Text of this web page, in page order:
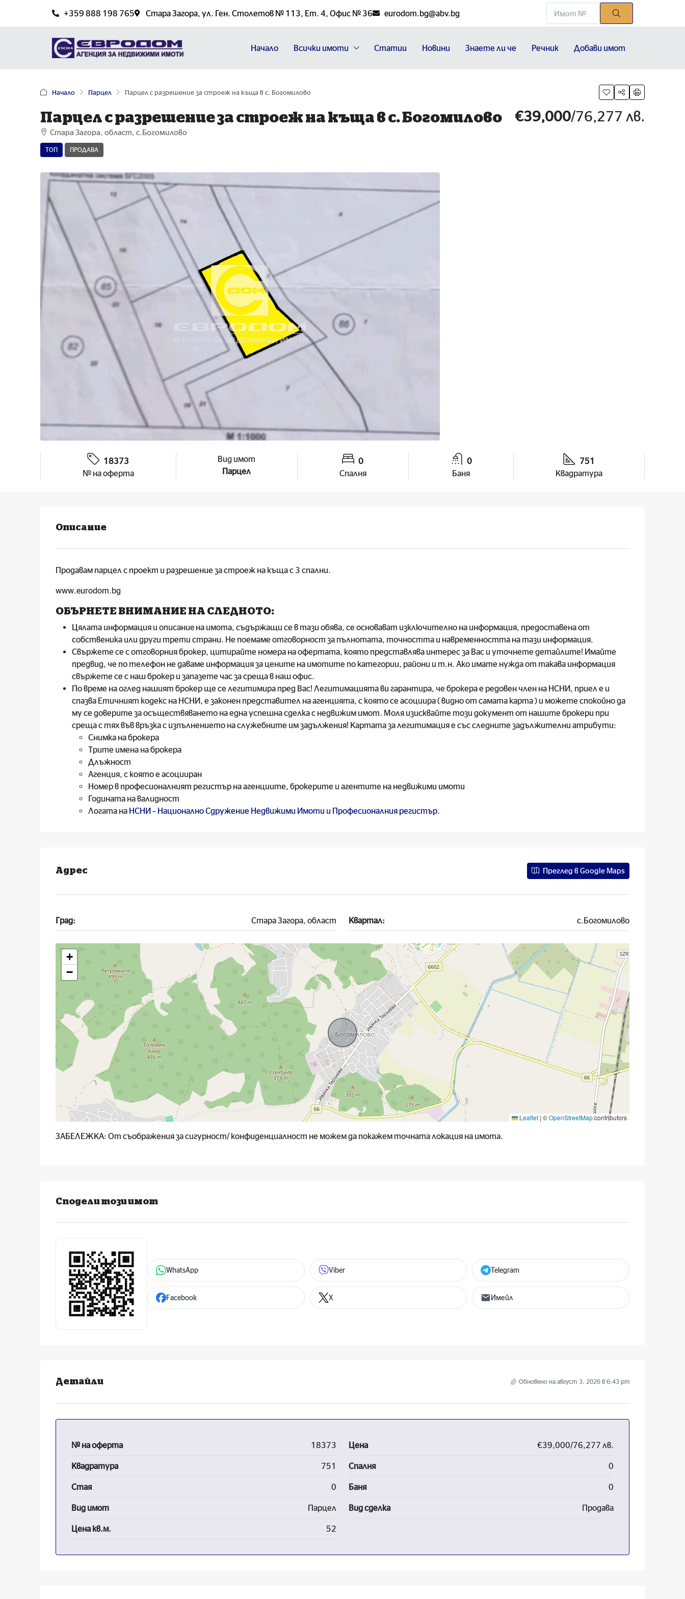
+359 888 198 765 Стара Загорa, ул. Ген. Столетов № 113, Ет. 4, Офис № 36 eurodom.bg@abv.bg
Начало Всички имоти Статии Новини Знаете ли че Речник Добави имот
Начало Парцел Парцел с разрешение за строеж на къща в с. Богомилово
Парцел с разрешение за строеж на къща в с. Богомилово
Стара Загора, област, с.Богомилово
ТОП ПРОДАВА
€39,000/76,277 лв.
18373
№ на оферта
Вид имот
Парцел
0
Спалня
0
Баня
751
Квадратура
Описание
Продавам парцел с проект и разрешение за строеж на къща с 3 спални.
www.eurodom.bg
ОБЪРНЕТЕ ВНИМАНИЕ НА СЛЕДНОТО:
Цялата информация и описаниe на имота, съдържащи се в тази обява, се основават изключително на информация, предоставена от
собственика или други трети страни. Не поемаме отговорност за пълнотата, точността и навременността на тази информация.
Свържете се с отговорния брокер, цитирайте номера на офертата, която представлява интерес за Вас и уточнете детайлите! Имайте
предвид, че по телефон не даваме информация за цените на имотите по категории, райони и т.н. Ако имате нужда от такава информация
свържете се с наш брокер и запазете час за среща в наш офис.
По време на оглед нашият брокер ще се легитимира пред Вас! Легитимацията ви гарантира, че брокера е редовен член на НСНИ, приел е и
спазва Етичният кодекс на НСНИ, е законен представител на агенцията, с която се асоциира ( видно от самата карта ) и можете спокойно да
му се доверите за осъществяването на една успешна сделка с недвижим имот. Моля изисквайте този документ от нашите брокери при
среща с тях във връзка с изпълнението на служебните им задължения! Картата за легитимация е със следните задължителни атрибути:
Снимка на брокера
Трите имена на брокера
Длъжност
Агенция, с която е асоцииран
Номер в професионалният регистър на агенциите, брокерите и агентите на недвижими имоти
Годината на валидност
Логата на НСНИ – Национално Сдружение Недвижими Имоти и Професионалния регистър
Адрес Преглед в Google Maps
Град: Стара Загора, област Квартал: с.Богомилово
+
−
Leaflet | ©OpenStreetMapcontributors
ЗАБЕЛЕЖКА: От съображения за сигурност/ конфиденциалност не можем да покажем точната локация на имота.
Сподели този имот
WhatsApp Viber Telegram
Facebook X Имейл
Детайли Обновено на август 3, 2026 в 6:43 pm
№ на оферта 18373 Цена €39,000/76,277 лв.
Квадратура 751 Спалня 0
Стая 0 Баня 0
Вид имот Парцел Вид сделка Продава
Цена кв.м. 52